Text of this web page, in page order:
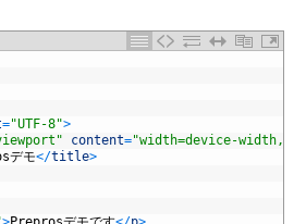
="UTF-8">
content="width=device-width,
デモ</title>